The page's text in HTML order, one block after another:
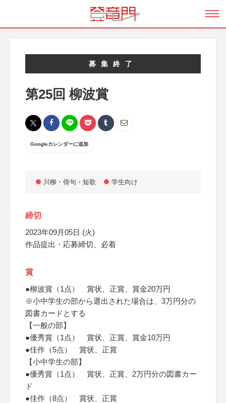
募集終了
第25回 柳波賞
Googleカレンダーに追加
川柳・俳句・短歌 学生向け
締切
2023年09月05日 (火)
作品提出・応募締切、必着
賞
●柳波賞（1点） 賞状、正賞、賞金20万円
※小中学生の部から選出された場合は、3万円分の
図書カードとする
【一般の部】
●優秀賞（1点） 賞状、正賞、賞金10万円
●佳作（5点） 賞状、正賞
【小中学生の部】
●優秀賞（1点） 賞状、正賞、2万円分の図書カー
ド
●佳作（8点） 賞状、正賞